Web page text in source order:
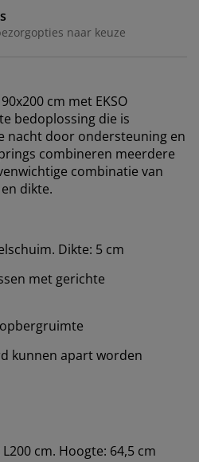
naar keuze
cm met EKSO
bedoplossing die is
nacht door ondersteuning en
combineren meerdere
combinatie van
dikte.
Dikte: 5 cm
met gerichte
kunnen apart worden
L200 cm. Hoogte: 64,5 cm